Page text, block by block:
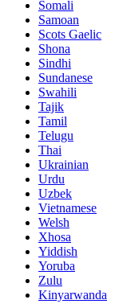
Somali
Samoan
Scots Gaelic
Shona
Sindhi
Sundanese
Swahili
Tajik
Tamil
Telugu
Thai
Ukrainian
Urdu
Uzbek
Vietnamese
Welsh
Xhosa
Yiddish
Yoruba
Zulu
Kinyarwanda